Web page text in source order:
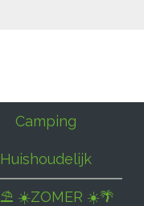
Camping
Huishoudelijk
⛱ ☀️ZOMER ☀️🌴